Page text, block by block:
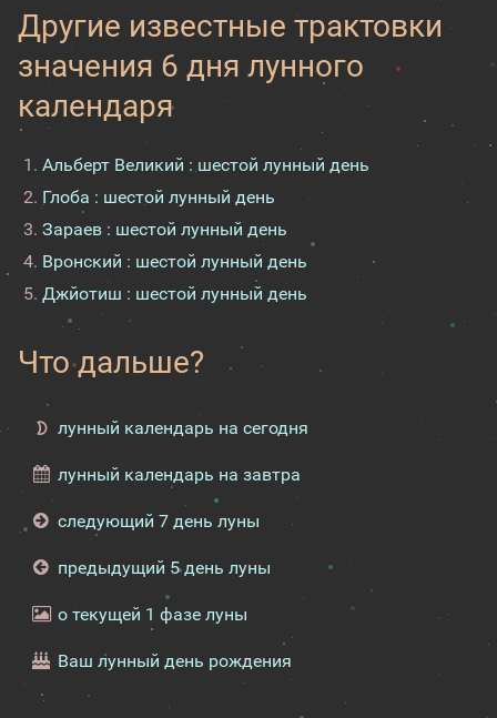
Другие известные трактовки
значения 6 дня лунного
календаря
Альберт Великий : шестой лунный день
Глоба : шестой лунный день
Зараев : шестой лунный день
Вронский : шестой лунный день
Джйотиш : шестой лунный день
Что дальше?
лунный календарь на сегодня
лунный календарь на завтра
следующий 7 день луны
предыдущий 5 день луны
о текущей 1 фазе луны
Ваш лунный день рождения